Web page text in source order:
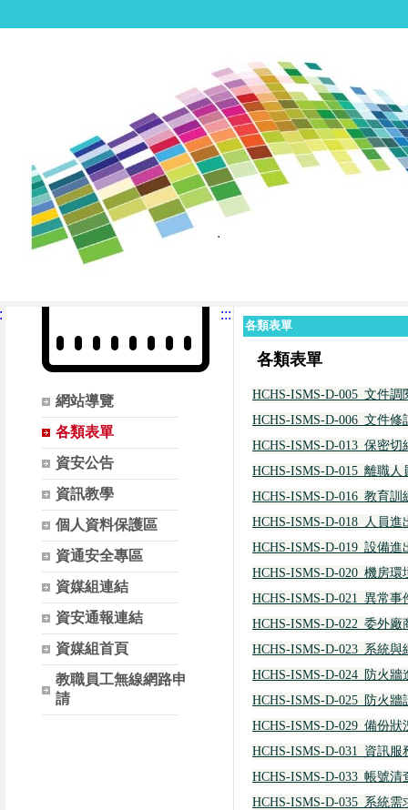
網站導覽
各類表單
資安公告
資訊教學
個人資料保護區
資通安全專區
資媒組連結
資安通報連結
資媒組首頁
教職員工無線網路申
請
:::
各類表單
各類表單
HCHS-ISMS-D-005_文件調
HCHS-ISMS-D-006_文件修
HCHS-ISMS-D-013_保密切
HCHS-ISMS-D-015_離職
HCHS-ISMS-D-016_教育訓
HCHS-ISMS-D-018_人員
HCHS-ISMS-D-019_設備進
HCHS-ISMS-D-020_機房
HCHS-ISMS-D-021_異常事
HCHS-ISMS-D-022_委外
HCHS-ISMS-D-023_系統
HCHS-ISMS-D-024_防火
HCHS-ISMS-D-025_防火
HCHS-ISMS-D-029_備份狀
HCHS-ISMS-D-031_資訊服
HCHS-ISMS-D-033_帳號清
HCHS-ISMS-D-035_系統